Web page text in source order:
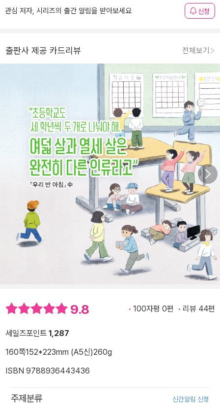
관심 저자, 시리즈의 출간 알림을 받아보세요 신청
출판사 제공 카드리뷰 전체보기
9.8 100자평 0편 리뷰 44편
세일즈포인트 1,287
160쪽152*223mm (A5신)260g
ISBN 9788936443436
주제분류 신간알림 신청